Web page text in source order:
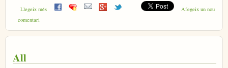
Llegeix més
sobre Espàrrec
Afegeix un nou
comentari
All